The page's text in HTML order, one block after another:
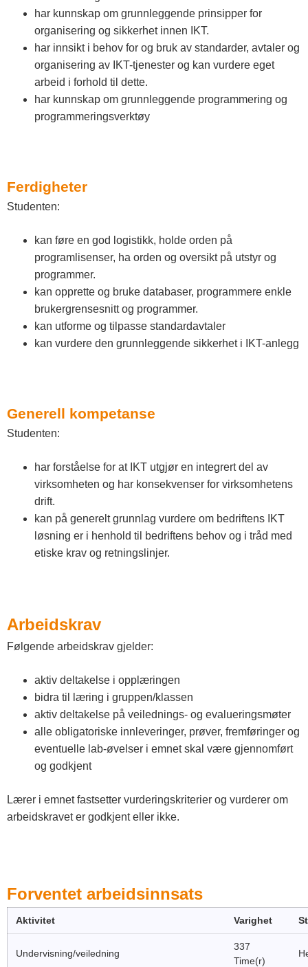
har kunnskap om grunnleggende prinsipper for
organisering og sikkerhet innen IKT.
har innsikt i behov for og bruk av standarder, avtaler og
organisering av IKT-tjenester og kan vurdere eget
arbeid i forhold til dette.
har kunnskap om grunnleggende programmering og
programmeringsverktøy
Ferdigheter
Studenten:
kan føre en god logistikk, holde orden på
programlisenser, ha orden og oversikt på utstyr og
programmer.
kan opprette og bruke databaser, programmere enkle
brukergrensesnitt og programmer.
kan utforme og tilpasse standardavtaler
kan vurdere den grunnleggende sikkerhet i IKT-anlegg
Generell kompetanse
Studenten:
har forståelse for at IKT utgjør en integrert del av
virksomheten og har konsekvenser for virksomhetens
drift.
kan på generelt grunnlag vurdere om bedriftens IKT
løsning er i henhold til bedriftens behov og i tråd med
etiske krav og retningslinjer.
Arbeidskrav
Følgende arbeidskrav gjelder:
aktiv deltakelse i opplæringen
bidra til læring i gruppen/klassen
aktiv deltakelse på veilednings- og evalueringsmøter
alle obligatoriske innleveringer, prøver, fremføringer og
eventuelle lab-øvelser i emnet skal være gjennomført
og godkjent
Lærer i emnet fastsetter vurderingskriterier og vurderer om
arbeidskravet er godkjent eller ikke.
Forventet arbeidsinnsats
Aktivitet Varighet
Undervisning/veiledning
337
Time(r)